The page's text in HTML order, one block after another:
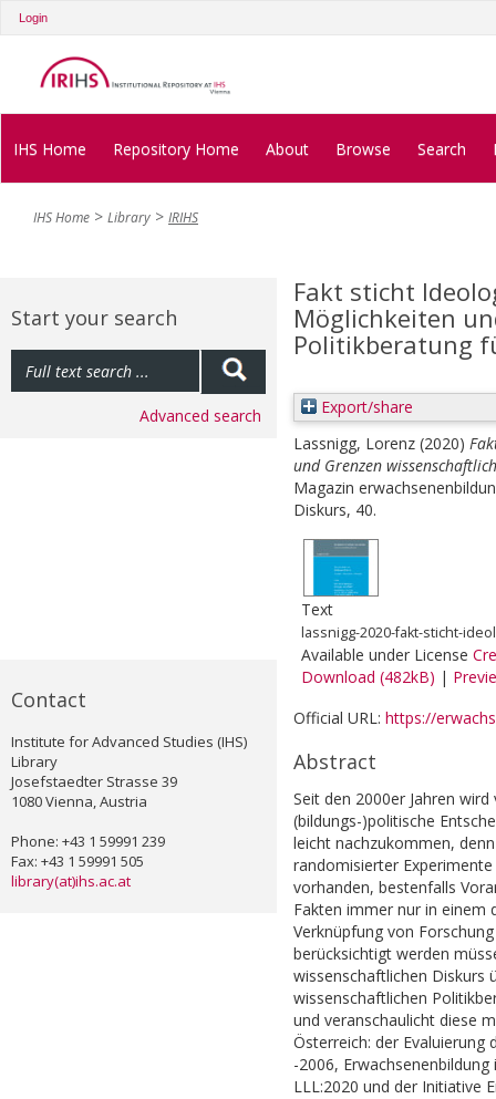
Login
IHS Home Repository Home About Browse Search
IHS Home Library IRIHS
Start your search
Advanced search
Contact
Institute for Advanced Studies (IHS)
Library
Josefstaedter Strasse 39
1080 Vienna, Austria
Phone: +43 1 59991 239
Fax: +43 1 59991 505
library(at)ihs.ac.at
Fakt sticht
Möglichkeiten
Politikberatung
Export/share
Lassnigg, Lorenz (2020)
und Grenzen
Magazin
Diskurs, 40.
Text
lassnigg-2020-fakt-sticht-
Available under License
Download (482kB) |
Official URL: https://
Abstract
Seit den 2000er Jahren
(bildungs-)politische
leicht nachzukommen,
randomisierter
vorhanden, bestenfalls
Fakten immer nur in einem
Verknüpfung von
berücksichtigt werden
wissenschaftlichen Diskurs
wissenschaftlichen
und veranschaulicht diese
Österreich: der Evaluierung
-2006,
LLL:2020 und der Initiative